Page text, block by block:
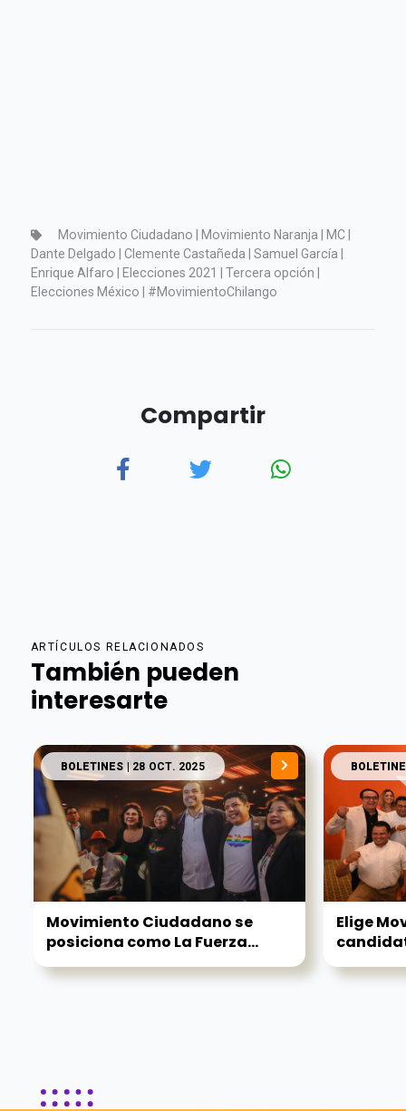
Movimiento Ciudadano | Movimiento Naranja | MC |
Dante Delgado | Clemente Castañeda | Samuel García |
Enrique Alfaro | Elecciones 2021 | Tercera opción |
Elecciones México | #MovimientoChilango
Compartir
ARTÍCULOS RELACIONADOS
También pueden
interesarte
BOLETINES | 28 OCT. 2025
Movimiento Ciudadano se
posiciona como La Fuerza...
Elige